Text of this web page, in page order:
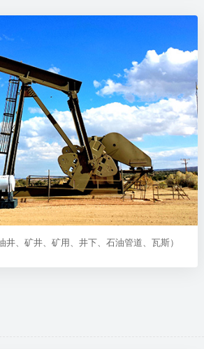
井、矿井、矿用、井下、石油管道、瓦斯）